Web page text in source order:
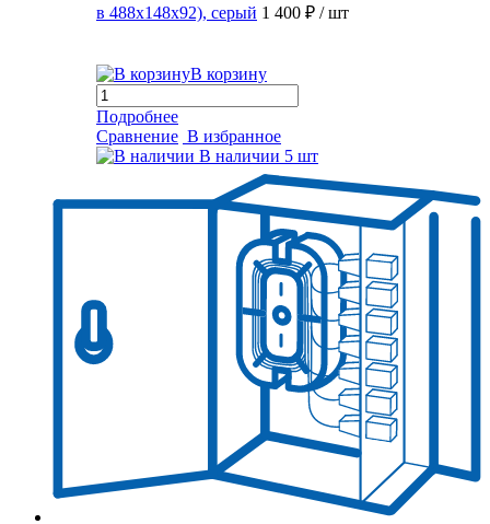
в 488х148х92), серый 1 400 ₽ / шт
В корзину
Подробнее
Сравнение В избранное
В наличии 5 шт